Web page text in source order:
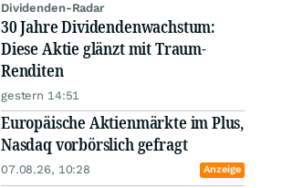
Dividenden-Radar
30 Jahre Dividendenwachstum:
Diese Aktie glänzt mit Traum-
Renditen
gestern 14:51
Europäische Aktienmärkte im Plus,
Nasdaq vorbörslich gefragt
07.08.26, 10:28 Anzeige